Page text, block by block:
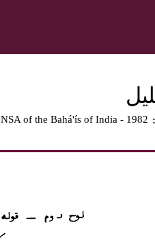
NSA of the Bahá'ís of India - 1982